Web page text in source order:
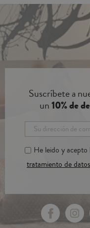
Suscríbete a
un10% de
He leido y
tratamiento de datos